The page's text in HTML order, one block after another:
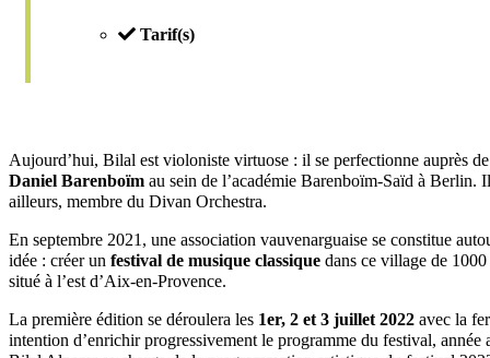
Tarif(s)
Aujourd’hui, Bilal est violoniste virtuose : il se perfectionne auprès
Daniel Barenboïm au sein de l’académie Barenboïm-Saïd à Berlin.
ailleurs, membre du Divan Orchestra.
En septembre 2021, une association vauvenarguaise se constitue
idée : créer un festival de musique classique dans ce village de
situé à l’est d’Aix-en-Provence.
La première édition se déroulera les 1er, 2 et 3 juillet 2022 avec la
intention d’enrichir progressivement le programme du festival, année